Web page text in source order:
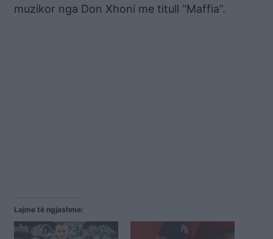
muzikor nga Don Xhoni me titull “Maffia”.
Lajme të ngjashme: